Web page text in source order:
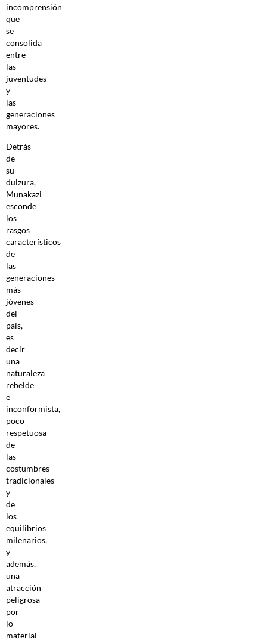
incomprensión
que
se
consolida
entre
las
juventudes
y
las
generaciones
mayores.
Detrás
de
su
dulzura,
Munakazi
esconde
los
rasgos
característicos
de
las
generaciones
más
jóvenes
del
país,
es
decir
una
naturaleza
rebelde
e
inconformista,
poco
respetuosa
de
las
costumbres
tradicionales
y
de
los
equilibrios
milenarios,
y
además,
una
atracción
peligrosa
por
lo
material